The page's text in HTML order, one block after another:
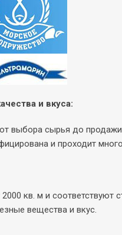
и вкуса:
выбора сырья до
и проходит
кв. м и соответствуют
вещества и вкус.